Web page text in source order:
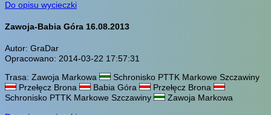
Do opisu wycieczki
Zawoja-Babia Góra 16.08.2013
Autor: GraDar
Opracowano: 2014-03-22 17:57:31
Trasa: Zawoja Markowa
Schronisko PTTK Markowe Szczawiny
Przełęcz Brona
Babia Góra
Przełęcz Brona
Schronisko PTTK Markowe Szczawiny
Zawoja Markowa